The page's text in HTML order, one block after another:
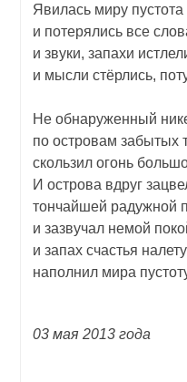
Явилась миру пустота
и потерялись все
и звуки, запахи
и мысли стёрлись,
Не обнаруженный
по островам забытых
скользил огонь
И острова вдруг
тончайшей радужной
и зазвучал немой
и запах счастья налету
наполнил мира
03 мая 2013 года